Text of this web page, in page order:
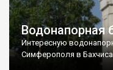
Водонапорная
Интересную
Симферополя в